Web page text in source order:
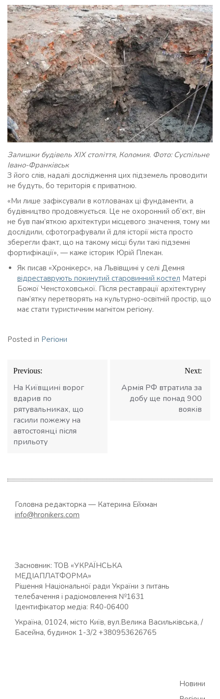
Залишки будівель ХІХ століття, Коломия. Фото: Суспільне
Івано-Франківськ
З його слів, надалі дослідження цих підземель проводити
не будуть, бо територія є приватною.
«Ми лише зафіксували в котлованах ці фундаменти, а
будівництво продовжується. Це не охоронний об’єкт, він
не був пам’яткою архітектури місцевого значення, тому ми
дослідили, сфотографували й для історії міста просто
зберегли факт, що на такому місці були такі підземні
фортифікації», — каже історик Юрій Плекан.
Як писав «Хронікерс», на Львівщині у селі Демня
відреставрують покинутий старовинний костел Матері
Божої Ченстоховської. Після реставрації архітектурну
пам’ятку перетворять на культурно-освітній простір, що
має стати туристичним магнітом регіону.
Posted in Регіони
Навігація
записів
Previous:
На Київщині ворог
вдарив по
рятувальниках, що
гасили пожежу на
автостоянці після
прильоту
Next:
Армія РФ втратила за
добу ще понад 900
вояків
Головна редакторка — Катерина Ейхман
info@hronikers.com
Засновник: ТОВ «УКРАЇНСЬКА
МЕДІАПЛАТФОРМА»
Рішення Національної ради України з питань
телебачення і радіомовлення №1631
Ідентифікатор медіа: R40-06400
Україна, 01024, місто Київ, вул.Велика Васильківська, /
Басейна, будинок 1-3/2 +380953626765
Новини